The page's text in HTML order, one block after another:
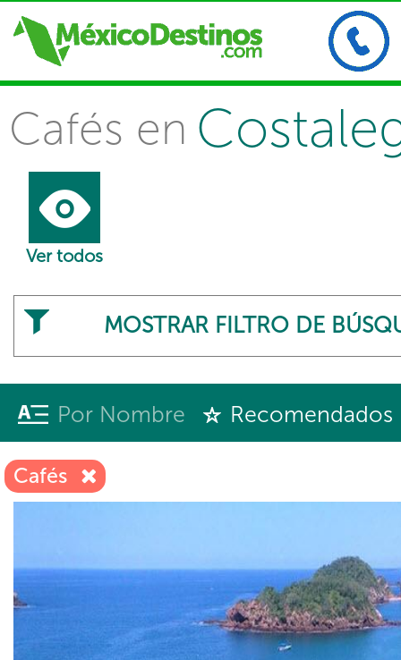
Cafés en
Ver todos
MOSTRAR FILTRO DE
Por Nombre Recomendados
Cafés